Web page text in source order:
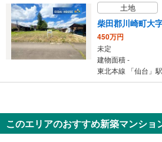
土地
柴田郡川崎町大
450万円
未定
建物面積 -
仙台市青葉区旭ケ
このエリアのおすすめ新築マンショ